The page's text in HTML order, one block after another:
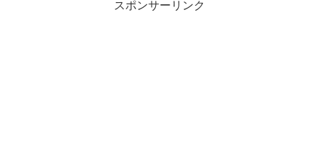
スポンサーリンク